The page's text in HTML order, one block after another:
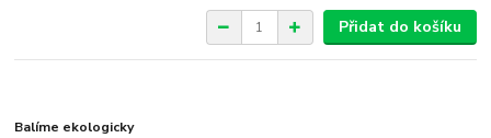
Přidat do košíku
Balíme ekologicky